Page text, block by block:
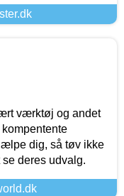
værktøj og andet
dig, så tøv ikke
deres udvalg.